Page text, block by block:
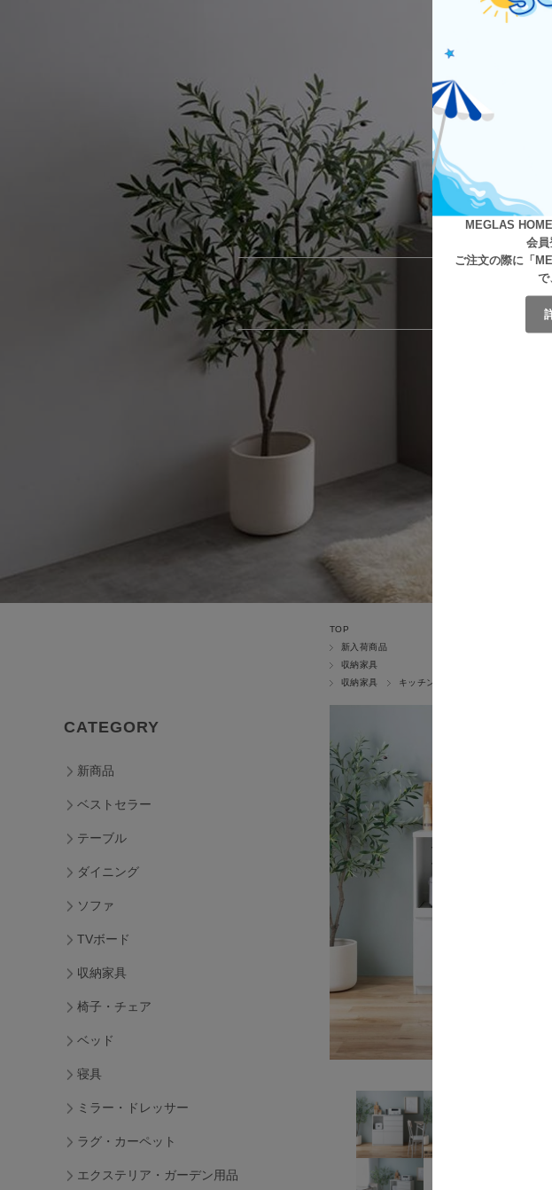
MEGLAS
会員
ご注文の際に「
で
TOP
新入荷商品
収納家具
収納家具
キッチン収納
CATEGORY
新商品
ベストセラー
テーブル
ダイニング
ソファ
TVボード
収納家具
椅子・チェア
ベッド
寝具
ミラー・ドレッサー
ラグ・カーペット
エクステリア・ガーデン用品